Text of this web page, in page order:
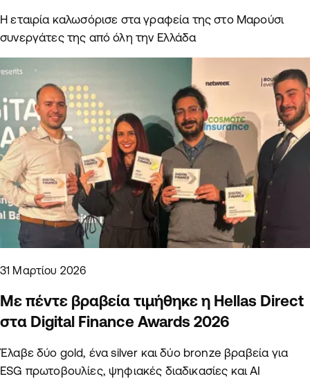
Η εταιρία καλωσόρισε στα γραφεία της στο Μαρούσι
συνεργάτες της από όλη την Ελλάδα
31 Μαρτίου 2026
Με πέντε βραβεία τιμήθηκε η Hellas Direct
στα Digital Finance Awards 2026
Έλαβε δύο gold, ένα silver και δύο bronze βραβεία για
ESG πρωτοβουλίες, ψηφιακές διαδικασίες και ΑΙ